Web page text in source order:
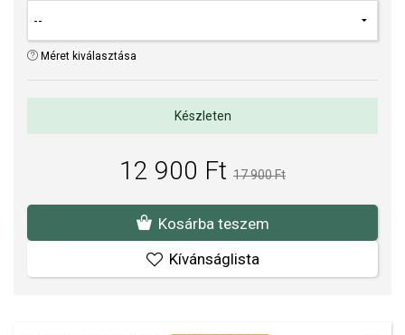
Az anyagok és a kivitelezés minősége elsőrendű számunkra.
Méret kiválasztása
Készleten
12 900 Ft 17 900 Ft
Kosárba teszem
Kívánságlista